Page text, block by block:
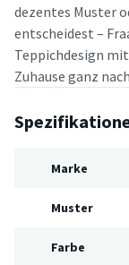
dezentes Muster
entscheidest –
Teppichdesign
Zuhause ganz
Marke
Muster
Farbe